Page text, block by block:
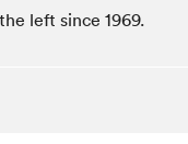
left since 1969.